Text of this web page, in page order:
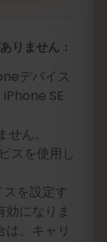
りません：
デバイス
iPhone SE
ん。
スを使用し
を設定す
になりま
、キャリ